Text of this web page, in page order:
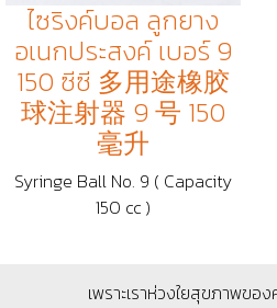
ไซริงค์บอล ลูกยาง
อเนกประสงค์ เบอร์ 9
150 ซีซี 多用途橡胶
球注射器 9 号 150
毫升
Syringe Ball No. 9 ( Capacity
150 cc )
เพราะเราห่วงใยสุขภาพข